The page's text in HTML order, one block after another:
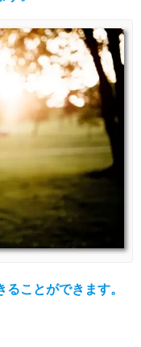
ことができます。